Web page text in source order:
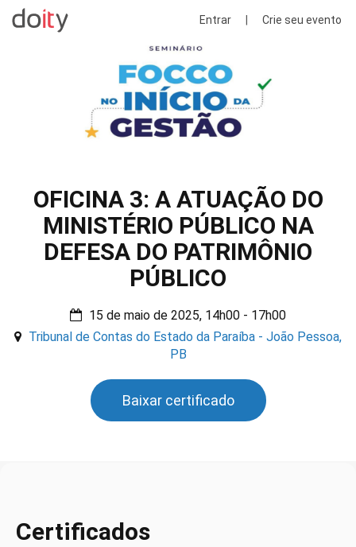
Entrar Crie seu evento
OFICINA 3: A ATUAÇÃO DO
MINISTÉRIO PÚBLICO NA
DEFESA DO PATRIMÔNIO
PÚBLICO
15 de maio de 2025, 14h00 - 17h00
Tribunal de Contas do Estado da Paraíba - João Pessoa,
PB
Baixar certificado
Certificados